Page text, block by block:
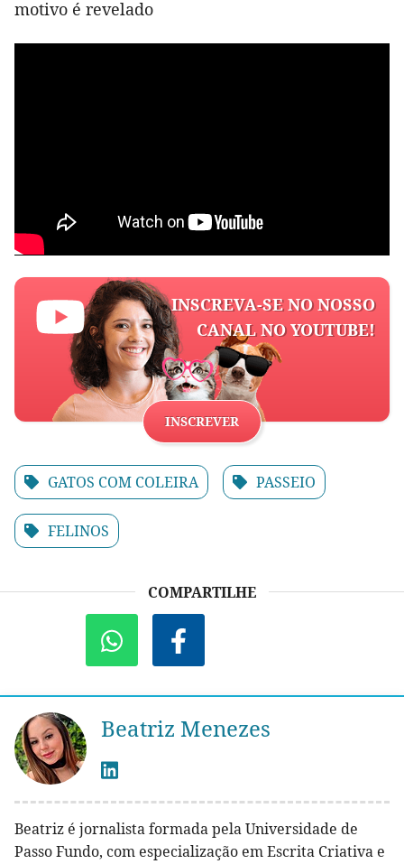
motivo é revelado
INSCREVA-SE NO NOSSO
CANAL NO YOUTUBE!
INSCREVER
GATOS COM COLEIRA PASSEIO
FELINOS
COMPARTILHE
Beatriz Menezes
Beatriz é jornalista formada pela Universidade de
Passo Fundo, com especialização em Escrita Criativa e